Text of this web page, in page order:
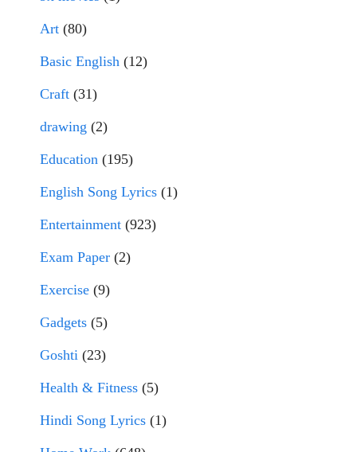
Art (80)
Basic English (12)
Craft (31)
drawing (2)
Education (195)
English Song Lyrics (1)
Entertainment (923)
Exam Paper (2)
Exercise (9)
Gadgets (5)
Goshti (23)
Health & Fitness (5)
Hindi Song Lyrics (1)